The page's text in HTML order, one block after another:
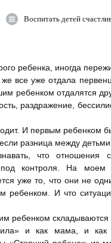
Воспитать детей
ребенка, иногда
все уже отдала
ребенком отдалятся
раздражение,
И первым ребенком
разница между
что отношения
контроля. На моем
уже то, что они не
ребенком. И что
ребенком складываются
и как мама, и как